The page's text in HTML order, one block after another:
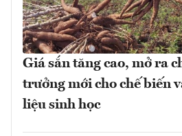
Giá sắn tăng cao, mở ra
trưởng mới cho chế biến
liệu sinh học